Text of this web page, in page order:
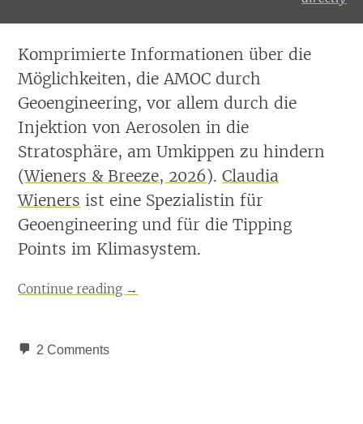
from
Komprimierte Informationen über die
Möglichkeiten, die AMOC durch
Geoengineering, vor allem durch die
Injektion von Aerosolen in die
Stratosphäre, am Umkippen zu hindern
(Wieners & Breeze, 2026).Claudia
Wieners ist eine Spezialistin für
Geoengineering und für die Tipping
Points im Klimasystem.
Continue reading →
2 Comments